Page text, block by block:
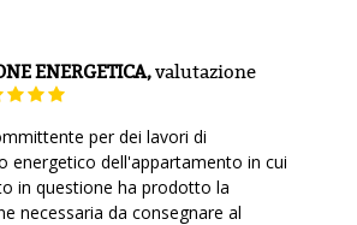
ENERGETICA,valutazione
per dei lavori di
energetico dell'appartamento in cui
in questione ha prodotto la
necessaria da consegnare al